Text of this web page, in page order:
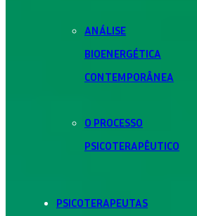
ANÁLISE
BIOENERGÉTICA
CONTEMPORÂNEA
O PROCESSO
PSICOTERAPÊUTICO
PSICOTERAPEUTAS